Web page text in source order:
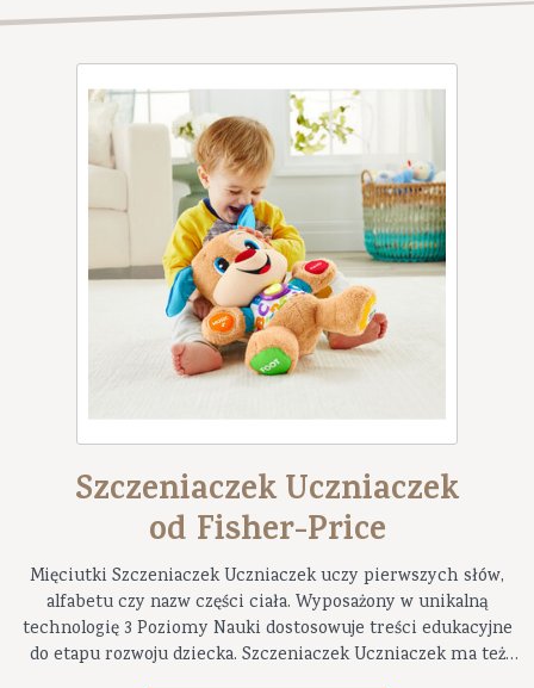
Szczeniaczek Uczniaczek
od Fisher-Price
Mięciutki Szczeniaczek Uczniaczek uczy pierwszych słów,
alfabetu czy nazw części ciała. Wyposażony w unikalną
technologię 3 Poziomy Nauki dostosowuje treści edukacyjne
do etapu rozwoju dziecka. Szczeniaczek Uczniaczek ma też